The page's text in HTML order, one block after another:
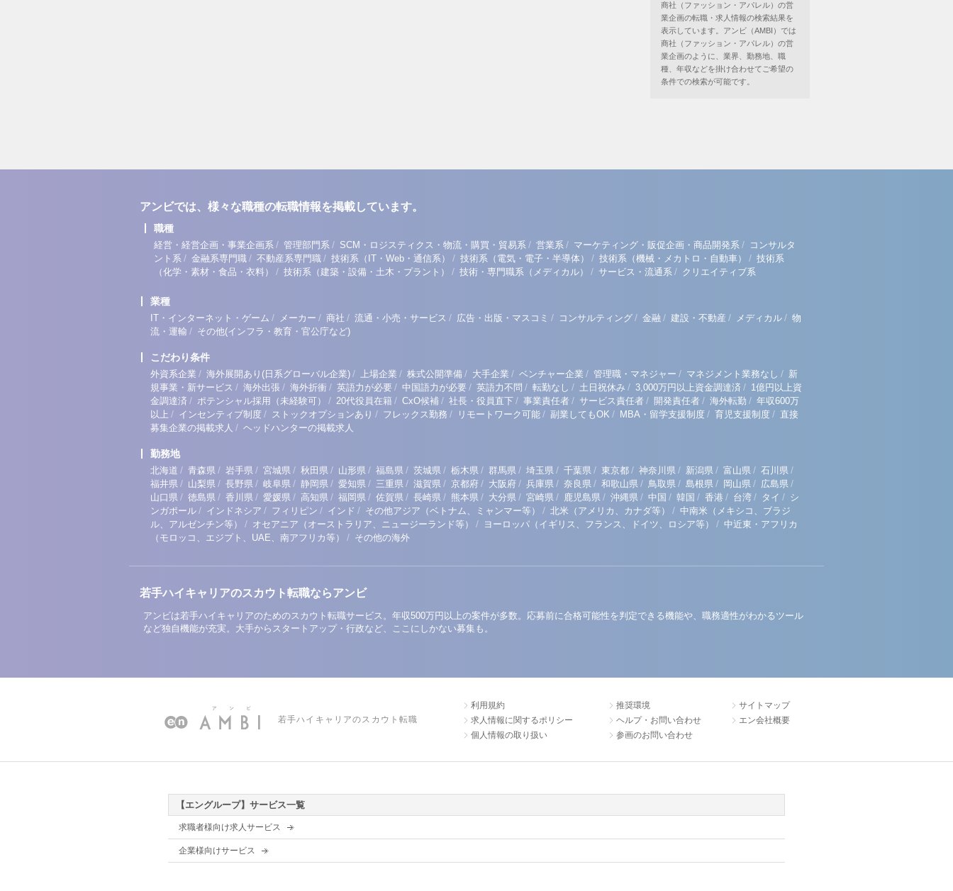
商社（ファッション・アパレル）の営
業企画の転職・求人情報の検索結果を
表示しています。アンビ（AMBI）では
商社（ファッション・アパレル）の営
業企画のように、業界、勤務地、職
種、年収などを掛け合わせてご希望の
条件での検索が可能です。
アンビでは、様々な職種の転職情報を掲載しています。
職種
経営・経営企画・事業企画系 / 管理部門系 / SCM・ロジスティクス・物流・購買・貿易系 / 営業系 / マーケティング・販促企画・商品開発系 / コンサルタ
ント系 / 金融系専門職 / 不動産系専門職 / 技術系（IT・Web・通信系） / 技術系（電気・電子・半導体） / 技術系（機械・メカトロ・自動車） / 技術系
（化学・素材・食品・衣料）
/ 技術系（建築・設備・土木・プラント） / 技術・専門職系（メディカル） / サービス・流通系 / クリエイティブ系
業種
IT・インターネット・ゲーム / メーカー / 商社 / 流通・小売・サービス / 広告・出版・マスコミ / コンサルティング / 金融 / 建設・不動産 / メディカル / 物
流・運輸 / その他(インフラ・教育・官公庁など)
こだわり条件
外資系企業 / 海外展開あり(日系グローバル企業) / 上場企業 / 株式公開準備 / 大手企業 / ベンチャー企業 / 管理職・マネジャー / マネジメント業務なし / 新
規事業・新サービス / 海外出張 / 海外折衝 / 英語力が必要 / 中国語力が必要 / 英語力不問 / 転勤なし / 土日祝休み / 3,000万円以上資金調達済 / 1億円以上資
金調達済 / ポテンシャル採用（未経験可） / 20代役員在籍 / CxO候補 / 社長・役員直下 / 事業責任者 / サービス責任者 / 開発責任者 / 海外転勤 / 年収600万
以上 / インセンティブ制度 / ストックオプションあり / フレックス勤務 / リモートワーク可能 / 副業してもOK / MBA・留学支援制度 / 育児支援制度 / 直接
募集企業の掲載求人 / ヘッドハンターの掲載求人
勤務地
北海道 / 青森県 / 岩手県 / 宮城県 / 秋田県 / 山形県 / 福島県 / 茨城県 / 栃木県 / 群馬県 / 埼玉県 / 千葉県 / 東京都 / 神奈川県 / 新潟県 / 富山県 / 石川県 /
福井県 / 山梨県 / 長野県 / 岐阜県 / 静岡県 / 愛知県 / 三重県 / 滋賀県 / 京都府 / 大阪府 / 兵庫県 / 奈良県 / 和歌山県 / 鳥取県 / 島根県 / 岡山県 / 広島県 /
山口県 / 徳島県 / 香川県 / 愛媛県 / 高知県 / 福岡県 / 佐賀県 / 長崎県 / 熊本県 / 大分県 / 宮崎県 / 鹿児島県 / 沖縄県 / 中国 / 韓国 / 香港 / 台湾 / タイ / シ
ンガポール / インドネシア / フィリピン / インド / その他アジア（ベトナム、ミャンマー等） / 北米（アメリカ、カナダ等） / 中南米（メキシコ、ブラジ
ル、アルゼンチン等）
/ オセアニア（オーストラリア、ニュージーランド等） / ヨーロッパ（イギリス、フランス、ドイツ、ロシア等） / 中近東・アフリカ
（モロッコ、エジプト、UAE、南アフリカ等）
/ その他の海外
若手ハイキャリアのスカウト転職ならアンビ
アンビは若手ハイキャリアのためのスカウト転職サービス。年収500万円以上の案件が多数。応募前に合格可能性を判定できる機能や、職務適性がわかるツール
など独自機能が充実。大手からスタートアップ・行政など、ここにしかない募集も。
若手ハイキャリアのスカウト転職
利用規約
求人情報に関するポリシー
個人情報の取り扱い
推奨環境
ヘルプ・お問い合わせ
参画のお問い合わせ
サイトマップ
エン会社概要
【エングループ】サービス一覧
求職者様向け求人サービス
企業様向けサービス